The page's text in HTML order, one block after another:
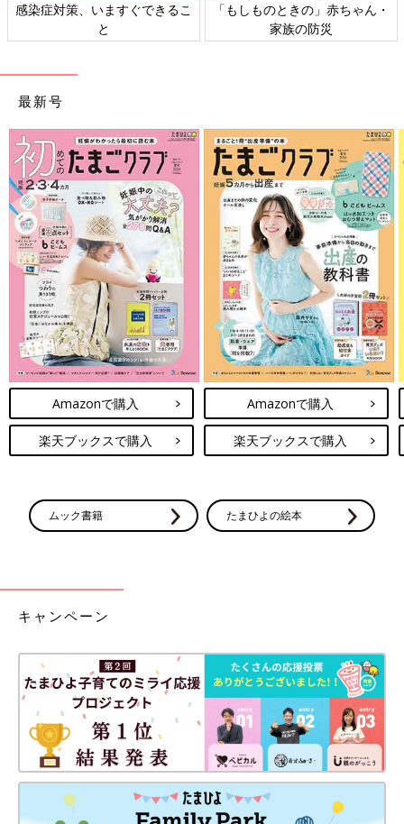
感染症対策、いますぐできるこ
と
「もしものときの」赤ちゃん・
家族の防災
最新号
Amazonで購入
楽天ブックスで購入
Amazonで購入
楽天ブックスで購入
ムック書籍 たまひよの絵本
キャンペーン